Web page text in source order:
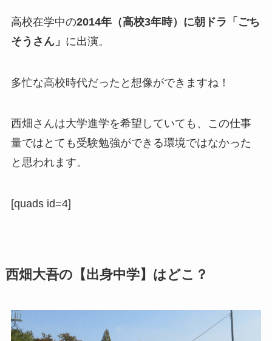
高校在学中の2014年（高校3年時）に朝ドラ「ごち
そうさん」 に出演。
多忙な高校時代だったと想像ができますね！
西畑さんは大学進学を希望していても、この仕事
量ではとても受験勉強ができる環境ではなかった
と思われます。
[quads id=4]
西畑大吾の【出身中学】はどこ？